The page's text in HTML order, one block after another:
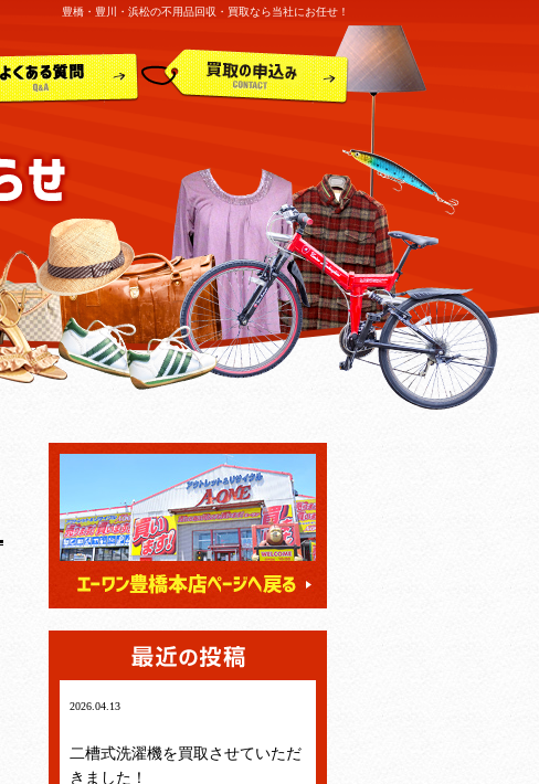
豊橋・豊川・浜松の不用品回収・買取なら当社にお任せ！
2026.04.13
二槽式洗濯機を買取させていただ
きました！